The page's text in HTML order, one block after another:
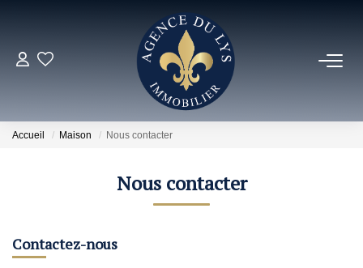
ACHETER
Louer
NOS NOUVEAUTÉS
Accueil Maison Nous contacter
Nous contacter
Contactez-nous